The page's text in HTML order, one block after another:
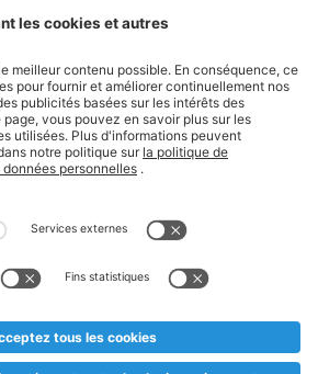
et mentions légales
temporairement et jusqu'à
bien étudié, nous serions
de stock. Prix Recupel et TVA incl.
de la forme masculine a été adoptée